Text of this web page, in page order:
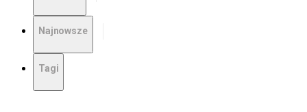
Najnowsze
Tagi